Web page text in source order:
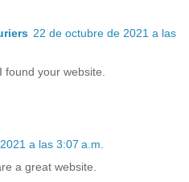
22 de octubre de 2021 a las
your website.
a las 3:07 a.m.
a great website.